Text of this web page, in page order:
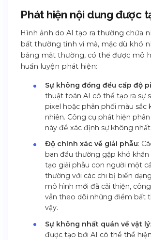
Phát hiện nội dung được
Hình ảnh do AI tạo ra thường chứa
bất thường tinh vi mà, mặc dù khó
bằng mắt thường, có thể được mô
huấn luyện phát hiện:
Sự không đồng đều cấp độ
thuật toán AI có thể tạo ra sự
pixel hoặc phân phối màu sắc
nhiên. Công cụ phát hiện
này để xác định sự không nhất
Độ chính xác về giải phẫu:
ban đầu thường gặp khó
tạo giải phẫu con người một
thường với các chi bị biến
mô hình mới đã cải thiện,
vẫn theo dõi những điểm bất
vậy.
Sự không nhất quán về vật lý
được tạo bởi AI có thể thể